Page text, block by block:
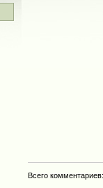
Всего комментариев